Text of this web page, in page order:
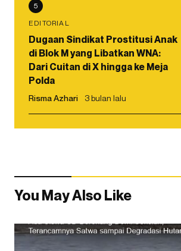
5
EDITORIAL
Dugaan Sindikat Prostitusi Anak
di Blok M yang Libatkan WNA:
Dari Cuitan di X hingga ke Meja
Polda
Risma Azhari 3 bulan lalu
You May Also Like